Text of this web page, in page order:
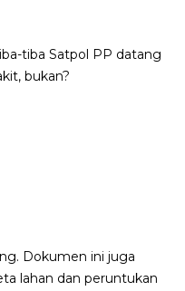
tiba Satpol PP datang
bukan?
Dokumen ini juga
lahan dan peruntukan